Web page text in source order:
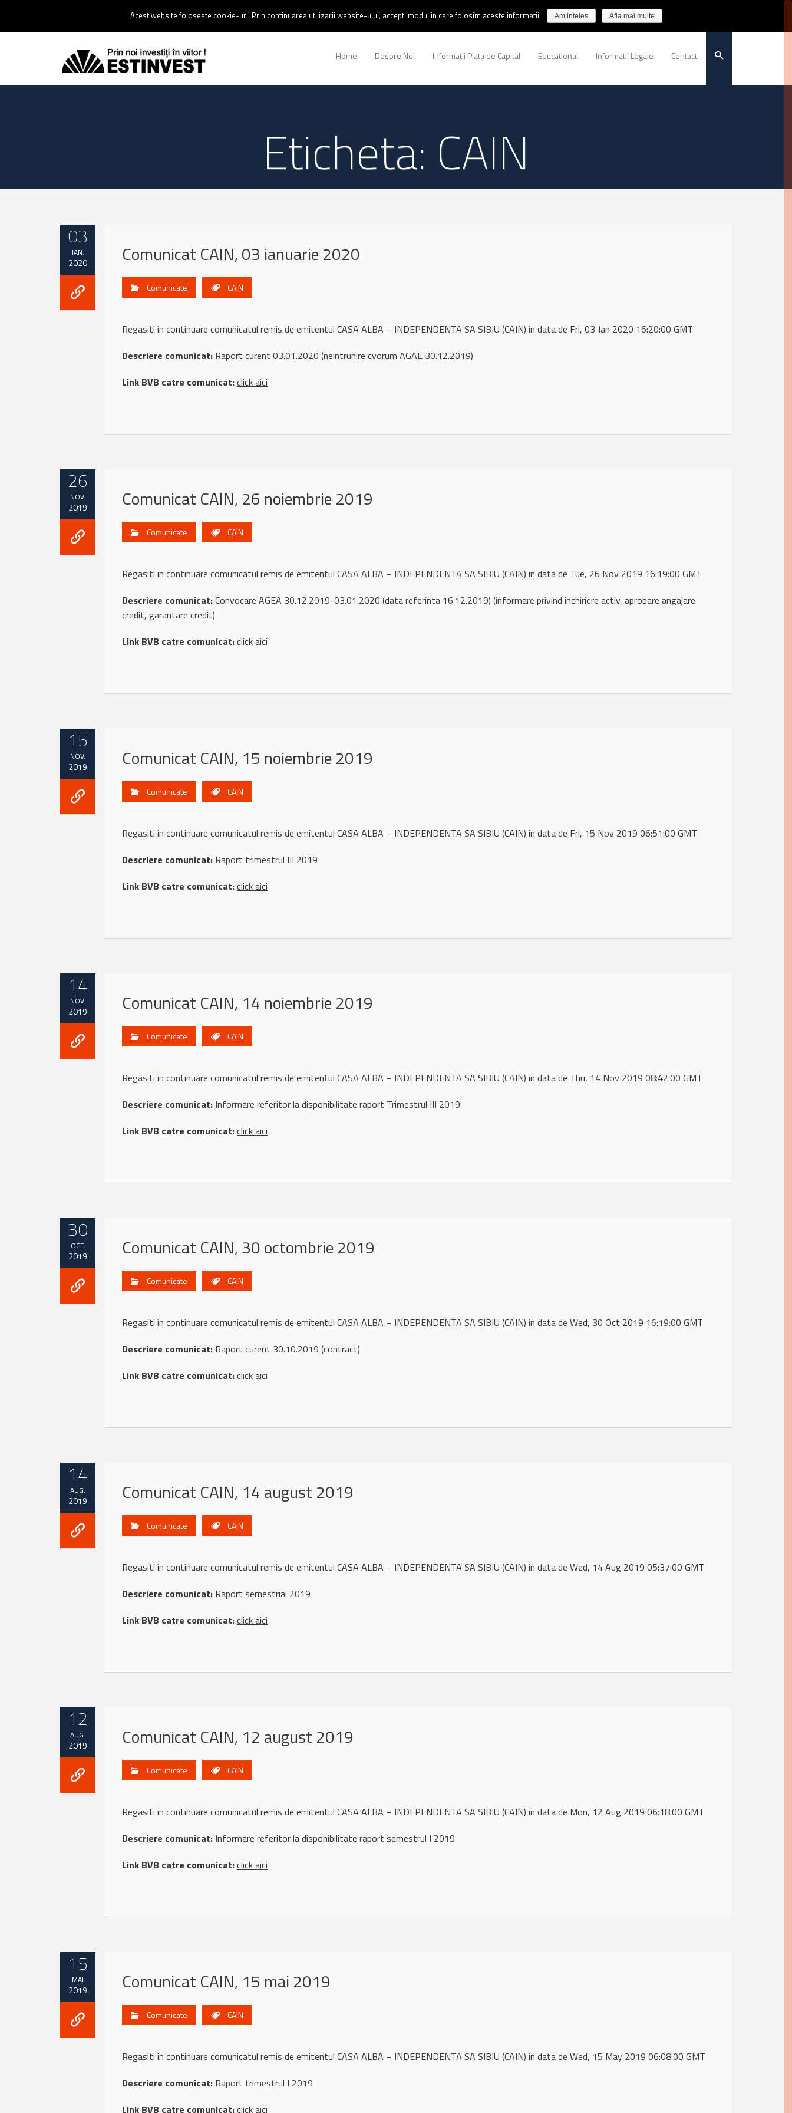
0237 238 900 |Email :contact@estinvest.ro
Home Despre Noi Informatii Piata de Capital Educational Informatii Legale Contact
Eticheta: CAIN
03
IAN.
2020 Comunicat CAIN, 03 ianuarie 2020
Comunicate CAIN
Regasiti in continuare comunicatul remis de emitentul CASA ALBA – INDEPENDENTA SA SIBIU (CAIN) in data de Fri, 03 Jan 2020 16:20:00 GMT
Descriere comunicat: Raport curent 03.01.2020 (neintrunire cvorum AGAE 30.12.2019)
Link BVB catre comunicat:click aici
26
NOV.
2019 Comunicat CAIN, 26 noiembrie 2019
Comunicate CAIN
Regasiti in continuare comunicatul remis de emitentul CASA ALBA – INDEPENDENTA SA SIBIU (CAIN) in data de Tue, 26 Nov 2019 16:19:00 GMT
Descriere comunicat:Convocare AGEA 30.12.2019-03.01.2020 (data referinta 16.12.2019) (informare privind inchiriere activ, aprobare angajare
credit, garantare credit)
Link BVB catre comunicat:click aici
15
NOV.
2019 Comunicat CAIN, 15 noiembrie 2019
Comunicate CAIN
Regasiti in continuare comunicatul remis de emitentul CASA ALBA – INDEPENDENTA SA SIBIU (CAIN) in data de Fri, 15 Nov 2019 06:51:00 GMT
Descriere comunicat: Raport trimestrul III 2019
Link BVB catre comunicat:click aici
14
NOV.
2019 Comunicat CAIN, 14 noiembrie 2019
Comunicate CAIN
Regasiti in continuare comunicatul remis de emitentul CASA ALBA – INDEPENDENTA SA SIBIU (CAIN) in data de Thu, 14 Nov 2019 08:42:00 GMT
Descriere comunicat: Informare referitor la disponibilitate raport Trimestrul III 2019
Link BVB catre comunicat:click aici
30
OCT.
2019 Comunicat CAIN, 30 octombrie 2019
Comunicate CAIN
Regasiti in continuare comunicatul remis de emitentul CASA ALBA – INDEPENDENTA SA SIBIU (CAIN) in data de Wed, 30 Oct 2019 16:19:00 GMT
Descriere comunicat: Raport curent 30.10.2019 (contract)
Link BVB catre comunicat:click aici
14
AUG.
2019 Comunicat CAIN, 14 august 2019
Comunicate CAIN
Regasiti in continuare comunicatul remis de emitentul CASA ALBA – INDEPENDENTA SA SIBIU (CAIN) in data de Wed, 14 Aug 2019 05:37:00 GMT
Descriere comunicat: Raport semestrial 2019
Link BVB catre comunicat:click aici
12
AUG.
2019 Comunicat CAIN, 12 august 2019
Comunicate CAIN
Regasiti in continuare comunicatul remis de emitentul CASA ALBA – INDEPENDENTA SA SIBIU (CAIN) in data de Mon, 12 Aug 2019 06:18:00 GMT
Descriere comunicat: Informare referitor la disponibilitate raport semestrul I 2019
Link BVB catre comunicat:click aici
15
MAI
2019 Comunicat CAIN, 15 mai 2019
Comunicate CAIN
Regasiti in continuare comunicatul remis de emitentul CASA ALBA – INDEPENDENTA SA SIBIU (CAIN) in data de Wed, 15 May 2019 06:08:00 GMT
Descriere comunicat: Raport trimestrul I 2019
Link BVB catre comunicat:click aici
Acest website foloseste cookie-uri. Prin continuarea utilizarii website-ului, accepti modul in care folosim aceste informatii. Am inteles Afla mai multe